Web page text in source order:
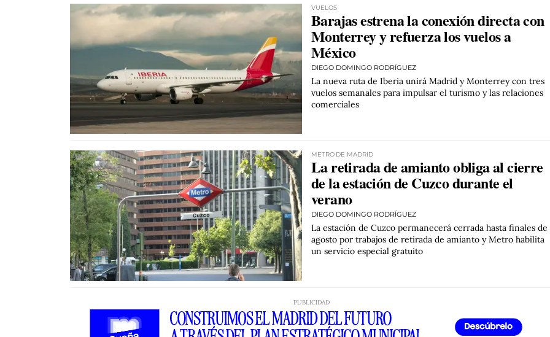
VUELOS
Barajas estrena la conexión directa con
Monterrey y refuerza los vuelos a
México
DIEGO DOMINGO RODRÍGUEZ
La nueva ruta de Iberia unirá Madrid y Monterrey con tres
vuelos semanales para impulsar el turismo y las relaciones
comerciales
METRO DE MADRID
La retirada de amianto obliga al cierre
de la estación de Cuzco durante el
verano
DIEGO DOMINGO RODRÍGUEZ
La estación de Cuzco permanecerá cerrada hasta finales de
agosto por trabajos de retirada de amianto y Metro habilita
un servicio especial gratuito